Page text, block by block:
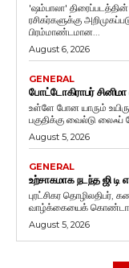
'ஷம்பாலா'
ரசிகர்களுக்கு
பிரம்மாண்டமான...
August 6, 2026
GENERAL
போட்டோகிராபர்
உள்ளே போன யாரும்
பகுதிக்கு வைல்டு லைஃப்
August 5, 2026
GENERAL
உற்சாகமாக நடந்த ஜி டி
புரட்சிகர தொழிலதிபர்,
வாழ்க்கையைக்
August 5, 2026